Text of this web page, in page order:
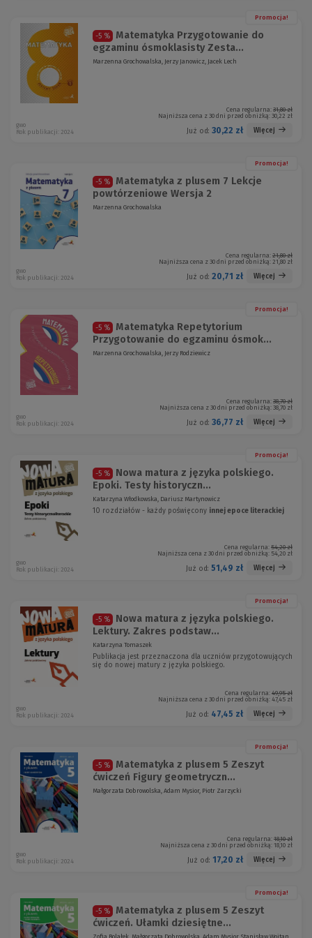
Promocja!
-5 %
Matematyka Przygotowanie do
egzaminu ósmoklasisty Zesta...
Marzenna Grochowalska, Jerzy Janowicz, Jacek Lech
Cena regularna: 31,80 zł
Najniższa cena z 30 dni przed obniżką: 30,22 zł
Już od: 30,22 zł Więcej
gwo
Rok publikacji: 2024
Promocja!
-5 %
Matematyka z plusem 7 Lekcje
powtórzeniowe Wersja 2
Marzenna Grochowalska
Cena regularna: 21,80 zł
Najniższa cena z 30 dni przed obniżką: 21,80 zł
Już od: 20,71 zł Więcej
gwo
Rok publikacji: 2024
Promocja!
-5 %
Matematyka Repetytorium
Przygotowanie do egzaminu ósmok...
Marzenna Grochowalska, Jerzy Rodziewicz
Cena regularna: 38,70 zł
Najniższa cena z 30 dni przed obniżką: 38,70 zł
Już od: 36,77 zł Więcej
gwo
Rok publikacji: 2024
Promocja!
-5 %
Nowa matura z języka polskiego.
Epoki. Testy historyczn...
Katarzyna Włodkowska, Dariusz Martynowicz
10 rozdziałów - każdy poświęcony innej epoce literackiej
Cena regularna: 54,20 zł
Najniższa cena z 30 dni przed obniżką: 54,20 zł
Już od: 51,49 zł Więcej
gwo
Rok publikacji: 2024
Promocja!
-5 %
Nowa matura z języka polskiego.
Lektury. Zakres podstaw...
Katarzyna Tomaszek
Publikacja jest przeznaczona dla uczniów przygotowujących
się do nowej matury z języka polskiego.
Cena regularna: 49,95 zł
Najniższa cena z 30 dni przed obniżką: 47,45 zł
Już od: 47,45 zł Więcej
gwo
Rok publikacji: 2024
Promocja!
-5 %
Matematyka z plusem 5 Zeszyt
ćwiczeń Figury geometryczn...
Małgorzata Dobrowolska, Adam Mysior, Piotr Zarzycki
Cena regularna: 18,10 zł
Najniższa cena z 30 dni przed obniżką: 18,10 zł
Już od: 17,20 zł Więcej
gwo
Rok publikacji: 2024
Promocja!
-5 %
Matematyka z plusem 5 Zeszyt
ćwiczeń. Ułamki dziesiętne...
Zofia Bolałek, Małgorzata Dobrowolska, Adam Mysior, Stanisław Wojtan